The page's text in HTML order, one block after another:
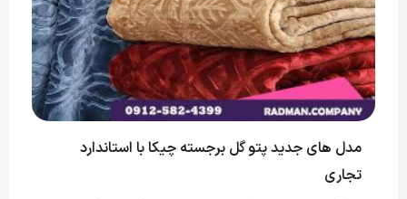
مدل های جدید پتو گل برجسته چیکا با استاندارد
تجاری